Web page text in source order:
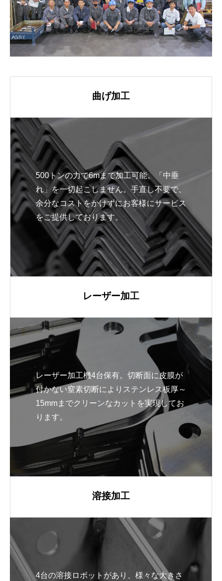
曲げ加工
500トンの力で6mまで加工可能。「中垂
れ」を一切起こしません。手直し不要で、
余分なコストをかけずにお客様にサービス
をご提供しております。
レーザー加工
レーザー加工機4台保有。切断面に皮膜が
付かない窒素切断によりステンレス板厚～
15mmまでクリーンなカットを実現してお
ります。
溶接加工
4台の溶接ロボットがあり、様々な大きさ